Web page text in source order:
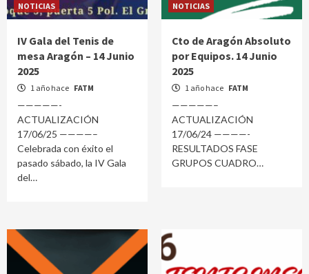
NOTICIAS
IV Gala del Tenis de
mesa Aragón – 14 Junio
2025
1 año hace FATM
—————-
ACTUALIZACIÓN
17/06/25 ————–
Celebrada con éxito el
pasado sábado, la IV Gala
del
NOTICIAS
Cto de Aragón Absoluto
por Equipos. 14 Junio
2025
1 año hace FATM
—————–
ACTUALIZACIÓN
17/06/24 ————-
RESULTADOS FASE
GRUPOS CUADRO